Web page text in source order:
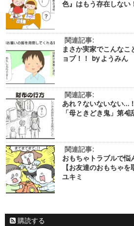
色』はもう存在しない
関連記事:
まさか実家でこんな
ョブ！！ by ようみん
関連記事:
あれ？ないないない…
「母ときどき鬼」第4
関連記事:
おもちゃトラブルで悩
【お友達のおもちゃ
ユキミ
購読する